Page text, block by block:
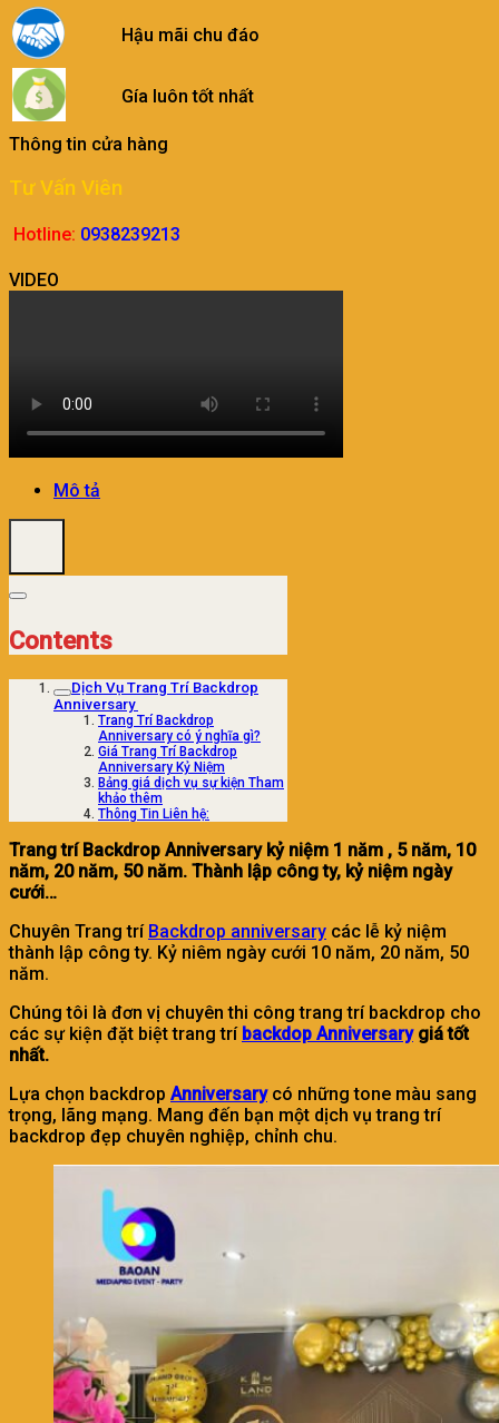
Hậu mãi chu đáo
Gía luôn tốt nhất
Thông tin cửa hàng
Tư Vấn Viên
Hotline: 0938239213
VIDEO
Mô tả
Contents
Dịch Vụ Trang Trí Backdrop
Anniversary
Trang Trí Backdrop
Anniversary có ý nghĩa gì?
Giá Trang Trí Backdrop
Anniversary Kỷ Niệm
Bảng giá dịch vụ sự kiện Tham
khảo thêm
Thông Tin Liên hệ:
Trang trí Backdrop Anniversary kỷ niệm 1 năm , 5 năm, 10
năm, 20 năm, 50 năm. Thành lập công ty, kỷ niệm ngày
cưới…
Chuyên Trang trí Backdrop anniversary các lễ kỷ niệm
thành lập công ty. Kỷ niêm ngày cưới 10 năm, 20 năm, 50
năm.
Chúng tôi là đơn vị chuyên thi công trang trí backdrop cho
các sự kiện đặt biệt trang trí backdop Anniversarygiá tốt
nhất.
Lựa chọn backdrop Anniversarycó những tone màu sang
trọng, lãng mạng. Mang đến bạn một dịch vụ trang trí
backdrop đẹp chuyên nghiệp, chỉnh chu.